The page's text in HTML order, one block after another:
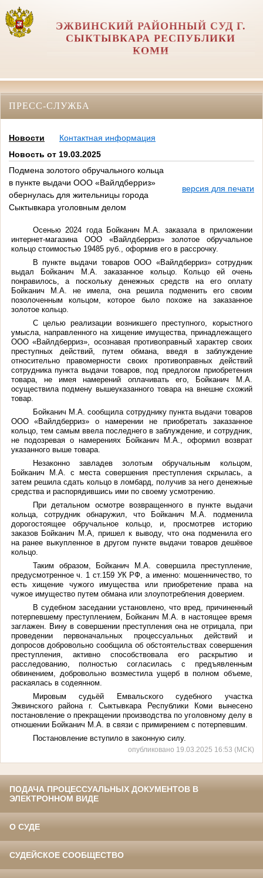
ЭЖВИНСКИЙ РАЙОННЫЙ СУД Г.
СЫКТЫВКАРА РЕСПУБЛИКИ
КОМИ
ПРЕСС-СЛУЖБА
Новости
Контактная информация
Новость от 19.03.2025
Подмена золотого обручального кольца
в пункте выдачи ООО «Вайлдберриз»
обернулась для жительницы города
Сыктывкара уголовным делом
версия для печати
Осенью 2024 года Бойканич М.А. заказала в приложении
интернет-магазина ООО «Вайлдберриз» золотое обручальное
кольцо стоимостью 19485 руб., оформив его в рассрочку.
В пункте выдачи товаров ООО «Вайлдберриз» сотрудник
выдал Бойканич М.А. заказанное кольцо. Кольцо ей очень
понравилось, а поскольку денежных средств на его оплату
Бойканич М.А. не имела, она решила подменить его своим
позолоченным кольцом, которое было похоже на заказанное
золотое кольцо.
С целью реализации возникшего преступного, корыстного
умысла, направленного на хищение имущества, принадлежащего
ООО «Вайлдберриз», осознавая противоправный характер своих
преступных действий, путем обмана, введя в заблуждение
относительно правомерности своих противоправных действий
сотрудника пункта выдачи товаров, под предлогом приобретения
товара, не имея намерений оплачивать его, Бойканич М.А.
осуществила подмену вышеуказанного товара на внешне схожий
товар.
Бойканич М.А. сообщила сотруднику пункта выдачи товаров
ООО «Вайлдберриз» о намерении не приобретать заказанное
кольцо, тем самым ввела последнего в заблуждение, и сотрудник,
не подозревая о намерениях Бойканич М.А., оформил возврат
указанного выше товара.
Незаконно завладев золотым обручальным кольцом,
Бойканич М.А. с места совершения преступления скрылась, а
затем решила сдать кольцо в ломбард, получив за него денежные
средства и распорядившись ими по своему усмотрению.
При детальном осмотре возвращенного в пункте выдачи
кольца, сотрудник обнаружил, что Бойканич М.А. подменила
дорогостоящее обручальное кольцо, и, просмотрев историю
заказов Бойканич М.А, пришел к выводу, что она подменила его
на ранее выкупленное в другом пункте выдачи товаров дешёвое
кольцо.
Таким образом, Бойканич М.А. совершила преступление,
предусмотренное ч. 1 ст.159 УК РФ, а именно: мошенничество, то
есть хищение чужого имущества или приобретение права на
чужое имущество путем обмана или злоупотребления доверием.
В судебном заседании установлено, что вред, причиненный
потерпевшему преступлением, Бойканич М.А. в настоящее время
заглажен. Вину в совершении преступления она не отрицала, при
проведении первоначальных процессуальных действий и
допросов добровольно сообщила об обстоятельствах совершения
преступления, активно способствовала его раскрытию и
расследованию, полностью согласилась с предъявленным
обвинением, добровольно возместила ущерб в полном объеме,
раскаялась в содеянном.
Мировым судьёй
Емвальского судебного участка
Эжвинского района г. Сыктывкара Республики Коми вынесено
постановление о прекращении производства по уголовному делу в
отношении Бойканич М.А. в связи с примирением с потерпевшим.
Постановление вступило в законную силу.
опубликовано 19.03.2025 16:53 (МСК)
ПОДАЧА ПРОЦЕССУАЛЬНЫХ ДОКУМЕНТОВ В
ЭЛЕКТРОННОМ ВИДЕ
О СУДЕ
СУДЕЙСКОЕ СООБЩЕСТВО